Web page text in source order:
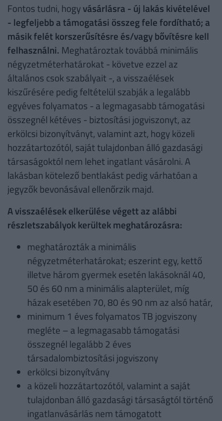
Fontos tudni, hogyvásárlásra - új lakás kivételével
- legfeljebb a támogatási összeg fele fordítható; a
másik felét korszerűsítésre és/vagy bővítésre kell
felhasználni. Meghatároztak továbbá minimális
négyzetméterhatárokat - követve ezzel az
általános csok szabályait -, a visszaélések
kiszűrésére pedig feltételül szabják a legalább
egyéves folyamatos - a legmagasabb támogatási
összegnél kétéves - biztosítási jogviszonyt, az
erkölcsi bizonyítványt, valamint azt, hogy közeli
hozzátartozótól, saját tulajdonban álló gazdasági
társaságoktól nem lehet ingatlant vásárolni. A
lakásban kötelező bentlakást pedig várhatóan a
jegyzők bevonásával ellenőrzik majd.
A visszaélések elkerülése végett az alábbi
részletszabályok kerültek meghatározásra:
meghatározták a minimális
négyzetméterhatárokat; eszerint egy, kettő
illetve három gyermek esetén lakásoknál 40,
50 és 60 nm a minimális alapterület, míg
házak esetében 70, 80 és 90 nm az alsó határ,
minimum 1 éves folyamatos TB jogviszony
megléte – a legmagasabb támogatási
összegnél legalább 2 éves
társadalombiztosítási jogviszony
erkölcsi bizonyítvány
a közeli hozzátartozótól, valamint a saját
tulajdonban álló gazdasági társaságtól történő
ingatlanvásárlás nem támogatott